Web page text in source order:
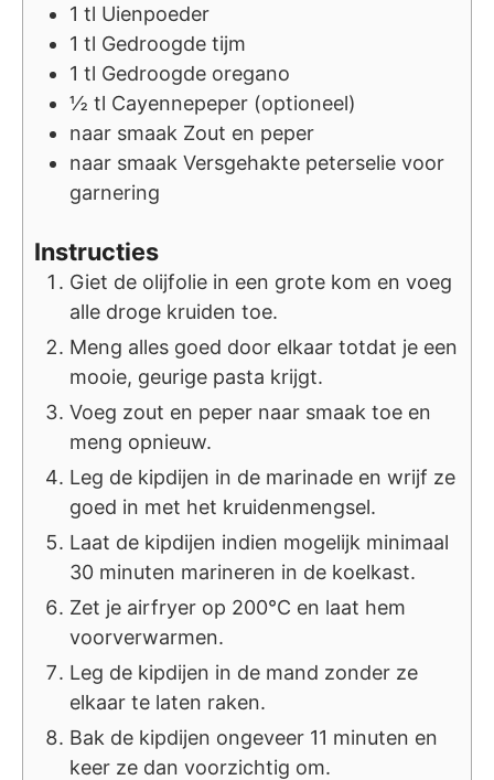
1 tl Uienpoeder
1 tl Gedroogde tijm
1 tl Gedroogde oregano
½ tl Cayennepeper (optioneel)
naar smaak Zout en peper
naar smaak Versgehakte peterselie voor
garnering
Instructies
Giet de olijfolie in een grote kom en voeg
alle droge kruiden toe.
Meng alles goed door elkaar totdat je een
mooie, geurige pasta krijgt.
Voeg zout en peper naar smaak toe en
meng opnieuw.
Leg de kipdijen in de marinade en wrijf ze
goed in met het kruidenmengsel.
Laat de kipdijen indien mogelijk minimaal
30 minuten marineren in de koelkast.
Zet je airfryer op 200°C en laat hem
voorverwarmen.
Leg de kipdijen in de mand zonder ze
elkaar te laten raken.
Bak de kipdijen ongeveer 11 minuten en
keer ze dan voorzichtig om.